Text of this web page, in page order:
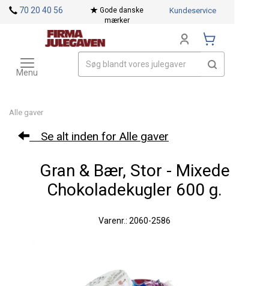
Alle gaver
Se alt inden for Alle gaver
Gran & Bær, Stor - Mixede
Chokoladekugler 600 g.
Varenr.: 2060-2586
70 20 40 56
Gode danske
mærker
Kundeservice
Toggle
navigation
Menu
Mærker